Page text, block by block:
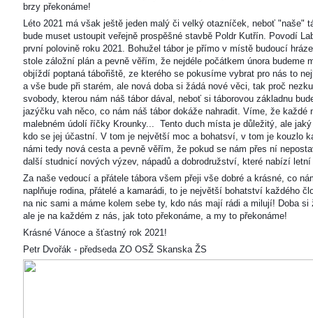
brzy překonáme!
Léto 2021 má však ještě jeden malý či velký otazníček, neboť "naše"
bude muset ustoupit veřejně prospěšné stavbě Poldr Kutřín. Povodí
první polovině roku 2021. Bohužel tábor je přímo v místě budoucí
stole záložní plán a pevně věřím, že nejdéle počátkem února
objíždí poptaná tábořiště, ze kterého se pokusíme vybrat pro nás to
a vše bude při starém, ale nová doba si žádá nové věci, tak proč
svobody, kterou nám náš tábor dával, neboť si táborovou základnu
jazýčku vah něco, co nám náš tábor dokáže nahradit. Víme, že
malebném údolí říčky Krounky... Tento duch místa je důležitý, ale
kdo se jej účastní. V tom je největší moc a bohatsví, v tom je kouzlo
námi tedy nová cesta a pevně věřím, že pokud se nám přes ní
další studnicí nových výzev, nápadů a dobrodružství, které nabízí letní
Za naše vedoucí a přátele tábora všem přeji vše dobré a krásné, co
naplňuje rodina, přátelé a kamarádi, to je největší bohatství každého
na nic sami a máme kolem sebe ty, kdo nás mají rádi a milují! Doba
ale je na každém z nás, jak toto překonáme, a my to překonáme!
Krásné Vánoce a šťastný rok 2021!
Petr Dvořák - předseda ZO OSŽ Skanska ŽS